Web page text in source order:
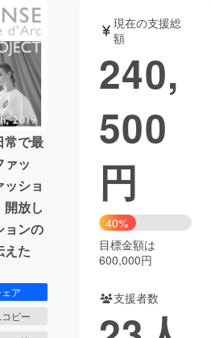
ガジェット
書籍・雑誌
チャレンジ
域活性化
Good
CAMPFIRE Creation
納税
コミュニティ
常で最
ァッ
ショ
開放し
ョンの
えた
ア
ピー
現在の支援総
額
240,
500
円
40%
目標金額は
600,000円
支援者数